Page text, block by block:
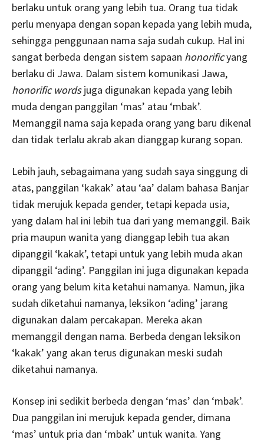
berlaku untuk orang yang lebih tua. Orang tua tidak
perlu menyapa dengan sopan kepada yang lebih muda,
sehingga penggunaan nama saja sudah cukup. Hal ini
sangat berbeda dengan sistem sapaan honorificyang
berlaku di Jawa. Dalam sistem komunikasi Jawa,
honorific wordsjuga digunakan kepada yang lebih
muda dengan panggilan ‘mas’ atau ‘mbak’.
Memanggil nama saja kepada orang yang baru dikenal
dan tidak terlalu akrab akan dianggap kurang sopan.
Lebih jauh, sebagaimana yang sudah saya singgung di
atas, panggilan ‘kakak’ atau ‘aa’ dalam bahasa Banjar
tidak merujuk kepada gender, tetapi kepada usia,
yang dalam hal ini lebih tua dari yang memanggil. Baik
pria maupun wanita yang dianggap lebih tua akan
dipanggil ‘kakak’, tetapi untuk yang lebih muda akan
dipanggil ‘ading’. Panggilan ini juga digunakan kepada
orang yang belum kita ketahui namanya. Namun, jika
sudah diketahui namanya, leksikon ‘ading’ jarang
digunakan dalam percakapan. Mereka akan
memanggil dengan nama. Berbeda dengan leksikon
‘kakak’ yang akan terus digunakan meski sudah
diketahui namanya.
Konsep ini sedikit berbeda dengan ‘mas’ dan ‘mbak’.
Dua panggilan ini merujuk kepada gender, dimana
‘mas’ untuk pria dan ‘mbak’ untuk wanita. Yang